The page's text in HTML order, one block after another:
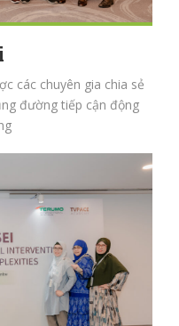
các chuyên gia chia sẻ
đường tiếp cận động